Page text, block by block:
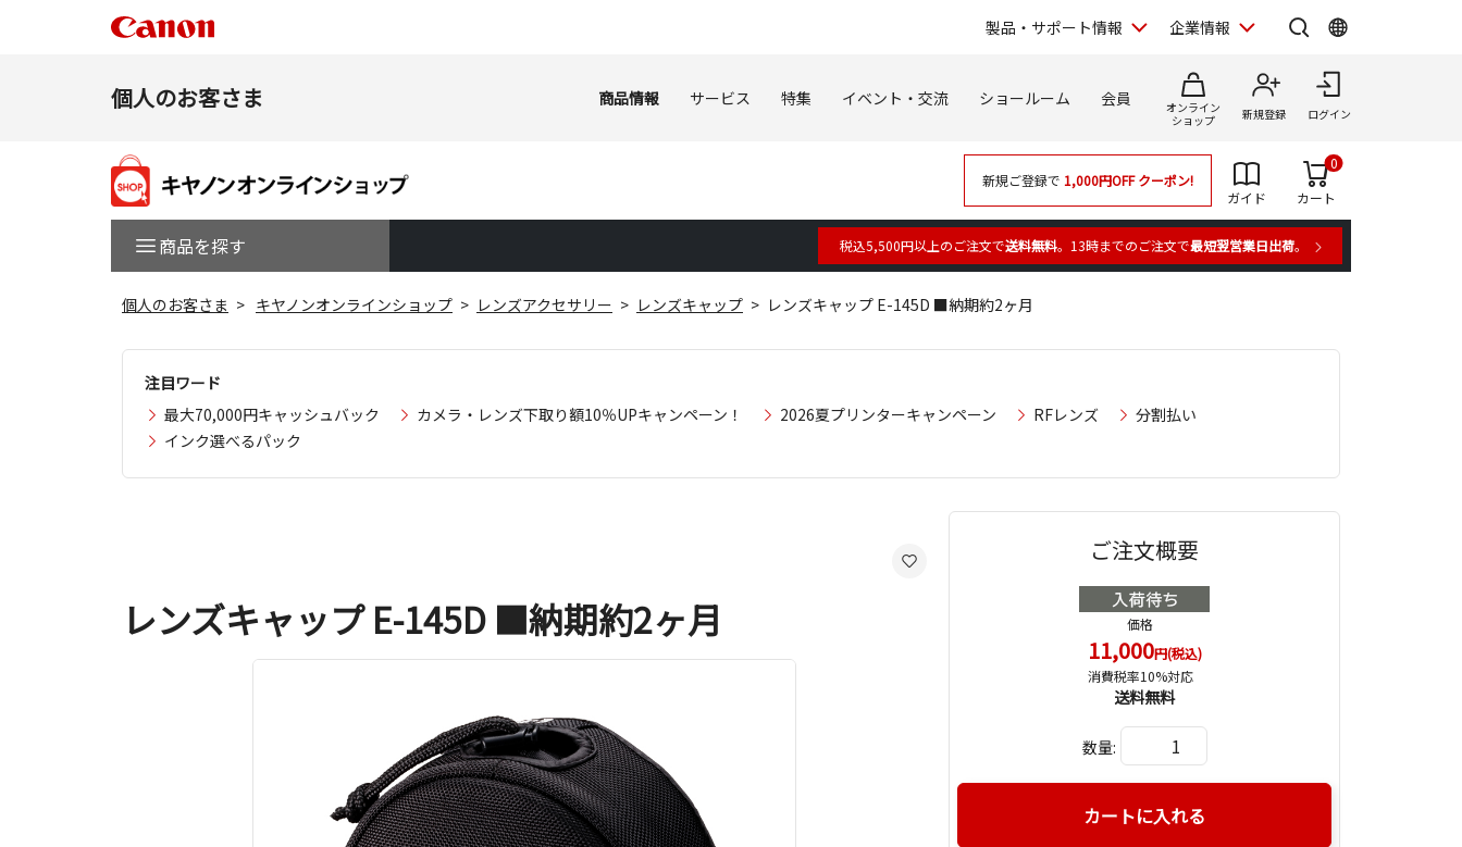
製品・サポート情報 企業情報
個人のお客さま 商品情報 サービス 特集 イベント・交流 ショールーム 会員
オンライン
ショップ
新規登録 ログイン
商品を探す
新規ご登録で 1,000円OFFクーポン!
ガイド
カート
0
税込5,500円以上のご注文で送料無料。13時までのご注文で最短翌営業日出荷。
個人のお客さま キヤノンオンラインショップ レンズアクセサリー レンズキャップ レンズキャップ E-145D ■納期約2ヶ月
注目ワード
最大70,000円キャッシュバック
カメラ・レンズ下取り額10％UPキャンペーン！ 2026夏プリンターキャンペーン RFレンズ
分割払い
インク選べるパック
レンズキャップ E-145D ■納期約2ヶ月
ご注文概要
価格
11,000円(税込)
消費税率10%対応
送料無料
数量:
カートに入れる